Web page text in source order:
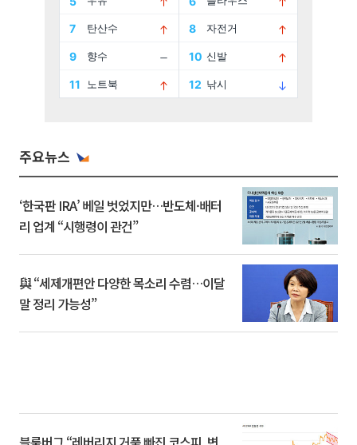
주요뉴스
‘한국판 IRA’ 베일 벗었지만…반도체·배터
리 업계 “시행령이 관건”
與 “세제개편안 다양한 목소리 수렴…이달
말 정리 가능성”